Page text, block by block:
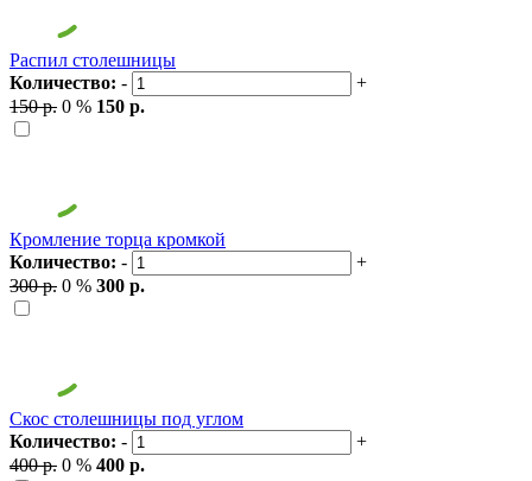
Распил столешницы
Количество: -
+
150 р. 0 % 150 р.
Кромление торца кромкой
Количество: -
+
300 р. 0 % 300 р.
Скос столешницы под углом
Количество: -
+
400 р. 0 % 400 р.